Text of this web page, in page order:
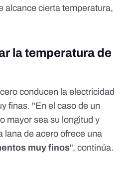
alcance cierta temperatura,
la temperatura de
conducen la electricidad
finas. "En el caso de un
mayor sea su longitud y
lana de acero ofrece una
muy finos", continúa.